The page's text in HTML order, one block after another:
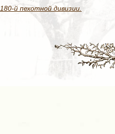
й пехотной дивизии.